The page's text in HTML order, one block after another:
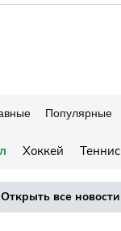
Популярные
Хоккей Теннис
Открыть все новости